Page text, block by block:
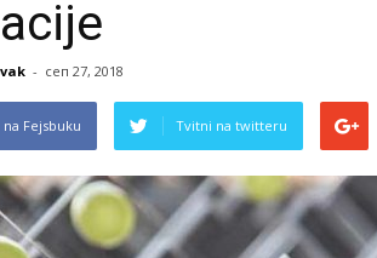
- сеп 27, 2018
Fejsbuku Tvitni na twitteru